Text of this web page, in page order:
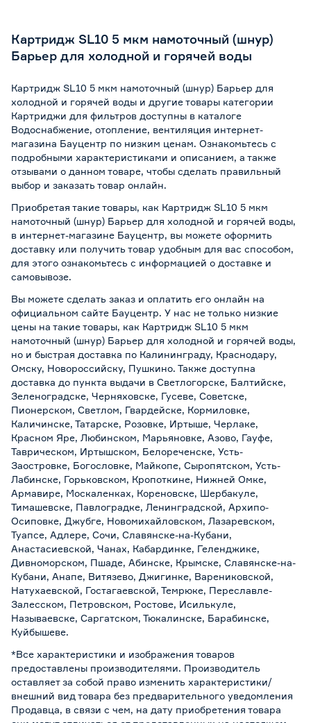
Картридж SL10 5 мкм намоточный (шнур)
Барьер для холодной и горячей воды
Картридж SL10 5 мкм намоточный (шнур) Барьер для
холодной и горячей воды и другие товары категории
Картриджи для фильтров доступны в каталоге
Водоснабжение, отопление, вентиляция интернет-
магазина Бауцентр по низким ценам. Ознакомьтесь с
подробными характеристиками и описанием, а также
отзывами о данном товаре, чтобы сделать правильный
выбор и заказать товар онлайн.
Приобретая такие товары, как Картридж SL10 5 мкм
намоточный (шнур) Барьер для холодной и горячей воды,
в интернет-магазине Бауцентр, вы можете оформить
доставку или получить товар удобным для вас способом,
для этого ознакомьтесь с информацией о доставке и
самовывозе.
Вы можете сделать заказ и оплатить его онлайн на
официальном сайте Бауцентр. У нас не только низкие
цены на такие товары, как Картридж SL10 5 мкм
намоточный (шнур) Барьер для холодной и горячей воды,
но и быстрая доставка по Калининграду, Краснодару,
Омску, Новороссийску, Пушкино. Также доступна
доставка до пункта выдачи в Светлогорске, Балтийске,
Зеленоградске, Черняховске, Гусеве, Советске,
Пионерском, Светлом, Гвардейске, Кормиловке,
Каличинске, Татарске, Розовке, Иртыше, Черлаке,
Красном Яре, Любинском, Марьяновке, Азово, Гауфе,
Таврическом, Иртышском, Белореченске, Усть-
Заостровке, Богословке, Майкопе, Сыропятском, Усть-
Лабинске, Горьковском, Кропоткине, Нижней Омке,
Армавире, Москаленках, Кореновске, Шербакуле,
Тимашевске, Павлоградке, Ленинградской, Архипо-
Осиповке, Джубге, Новомихайловском, Лазаревском,
Туапсе, Адлере, Сочи, Славянске-на-Кубани,
Анастасиевской, Чанах, Кабардинке, Геленджике,
Дивноморском, Пшаде, Абинске, Крымске, Славянске-на-
Кубани, Анапе, Витязево, Джигинке, Варениковской,
Натухаевской, Гостагаевской, Темрюке, Переславле-
Залесском, Петровском, Ростове, Исилькуле,
Называевске, Саргатском, Тюкалинске, Барабинске,
Куйбышеве.
*Все характеристики и изображения товаров
предоставлены производителями. Производитель
оставляет за собой право изменить характеристики/
внешний вид товара без предварительного уведомления
Продавца, в связи с чем, на дату приобретения товара